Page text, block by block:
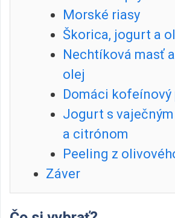
Morské riasy
Škorica, jogurt a
Nechtíková masť
olej
Domáci kofeínový
Jogurt s
a citrónom
Peeling z
Záver